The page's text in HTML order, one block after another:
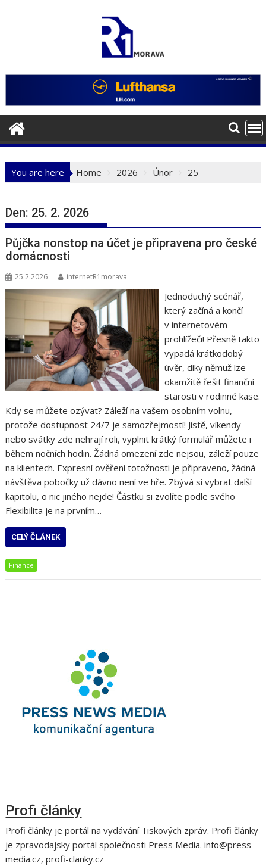
You are here Home 2026 Únor 25
Den: 25. 2. 2026
Půjčka nonstop na účet je připravena pro české
domácnosti
25.2.2026 internetR1morava
Jednoduchý scénář,
který začíná a končí
v internetovém
prohlížeči! Přesně takto
vypadá krátkodobý
úvěr, díky němuž lze
okamžitě řešit finanční
starosti v rodinné kase.
Kdy se můžete ozývat? Záleží na vašem osobním volnu,
protože dostupnost 24/7 je samozřejmostí! Jistě, víkendy
nebo svátky zde nehrají roli, vyplnit krátký formulář můžete i
během nočních hodin. Žádná omezení zde nejsou, záleží pouze
na klientech. Expresní ověření totožnosti je připraveno, žádná
návštěva pobočky už dávno není ve hře. Zbývá si vybrat další
kapitolu, o nic jiného nejde! Částku si zvolíte podle svého
Flexibilita je na prvním…
CELÝ ČLÁNEK
Finance
Profi články
Profi články je portál na vydávání Tiskových zpráv. Profi články
je zpravodajsky portál společnosti Press Media. info@press-
media.cz, profi-clanky.cz